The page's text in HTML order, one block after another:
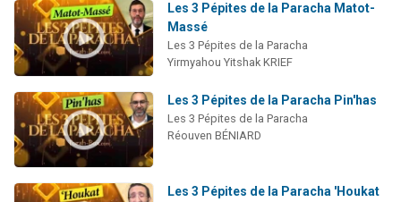
Les 3 Pépites de la Paracha Matot-
Massé
Les 3 Pépites de la Paracha
Yirmyahou Yitshak KRIEF
Les 3 Pépites de la Paracha Pin'has
Les 3 Pépites de la Paracha
Réouven BÉNIARD
Les 3 Pépites de la Paracha 'Houkat